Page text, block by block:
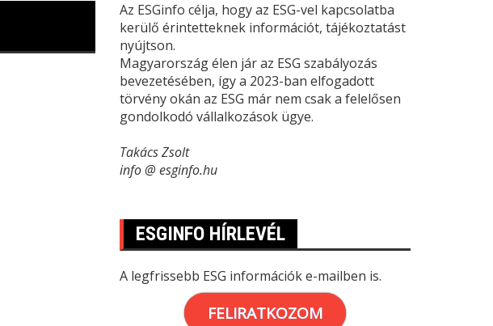
Az ESGinfo célja, hogy az ESG-vel kapcsolatba
kerülő érintetteknek információt, tájékoztatást
nyújtson.
Magyarország élen jár az ESG szabályozás
bevezetésében, így a 2023-ban elfogadott
törvény okán az ESG már nem csak a felelősen
gondolkodó vállalkozások ügye.
Takács Zsolt
info @ esginfo.hu
ESGINFO HÍRLEVÉL
A legfrissebb ESG információk e-mailben is.
FELIRATKOZOM